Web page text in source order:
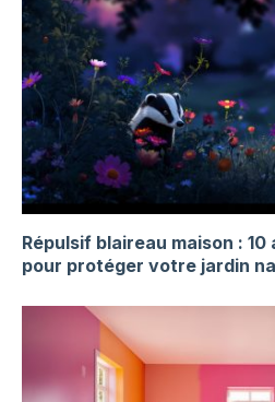
Répulsif blaireau maison :
pour protéger votre jardin